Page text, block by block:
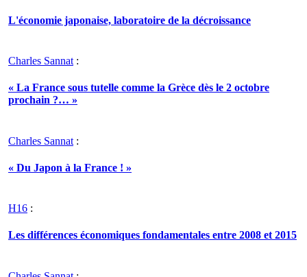
L'économie japonaise, laboratoire de la décroissance
Charles Sannat :
« La France sous tutelle comme la Grèce dès le 2 octobre
prochain ?… »
Charles Sannat :
« Du Japon à la France ! »
H16 :
Les différences économiques fondamentales entre 2008 et 2015